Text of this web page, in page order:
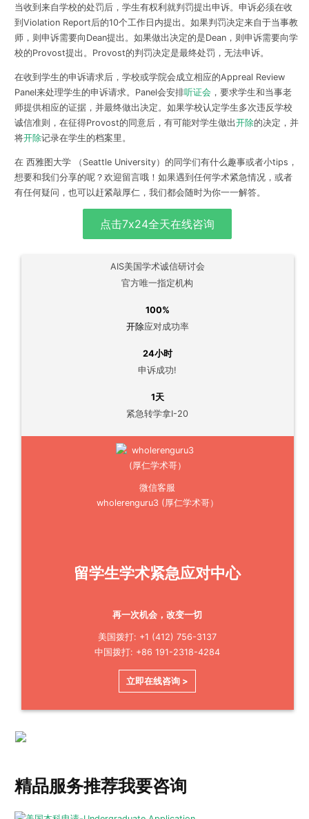
当收到来自学校的处罚后，学生有权利就判罚提出申诉。申诉必须在收
到Violation Report后的10个工作日内提出 。如果判罚决定来自于当事教
师，则申诉需要向Dean提出。如果做出决定的是Dean，则申诉需要向学
校的Provost提出。Provost的判罚决定是最终处罚，无法申诉。
在收到学生的申诉请求后，学校或学院会成立相应的Appreal Review
Panel来处理学生的申诉请求。Panel会安排听证会 ，要求学生和当事老
师提供相应的证据，并最终做出决定。如果学校认定学生多次违反学校
诚信准则，在征得Provost的同意后，有可能对学生做出开除的决定， 并
将开除记录在学生的档案里 。
在 西雅图大学 （Seattle University）的同学们有什么趣事或者小tips，
想要和我们分享的呢？欢迎留言哦！如果遇到任何学术紧急情况，或者
有任何疑问，也可以赶紧敲厚仁，我们都会随时为你一一解答。
点击7x24全天在线咨询
AIS美国学术诚信研讨会
官方唯一指定机构
100%
开除应对成功率
24小时
申诉成功!
1天
紧急转学拿I-20
微信客服
wholerenguru3 (厚仁学术哥）
留学生学术紧急应对中心
再一次机会，改变一切
美国拨打: +1 (412) 756-3137
中国拨打: +86 191-2318-4284
立即在线咨询 >
精品服务推荐我要咨询